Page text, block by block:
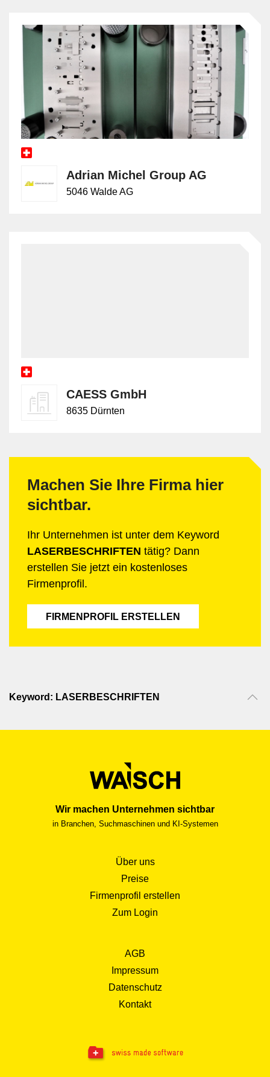
Adrian Michel Group AG
5046 Walde AG
CAESS GmbH
8635 Dürnten
Machen Sie Ihre Firma hier
sichtbar.
Ihr Unternehmen ist unter dem Keyword
LASERBESCHRIFTEN tätig? Dann
erstellen Sie jetzt ein kostenloses
Firmenprofil.
FIRMENPROFIL ERSTELLEN
Keyword: LASERBESCHRIFTEN
Wir machen Unternehmen sichtbar
in Branchen, Suchmaschinen und KI-Systemen
Über uns
Preise
Firmenprofil erstellen
Zum Login
AGB
Impressum
Datenschutz
Kontakt